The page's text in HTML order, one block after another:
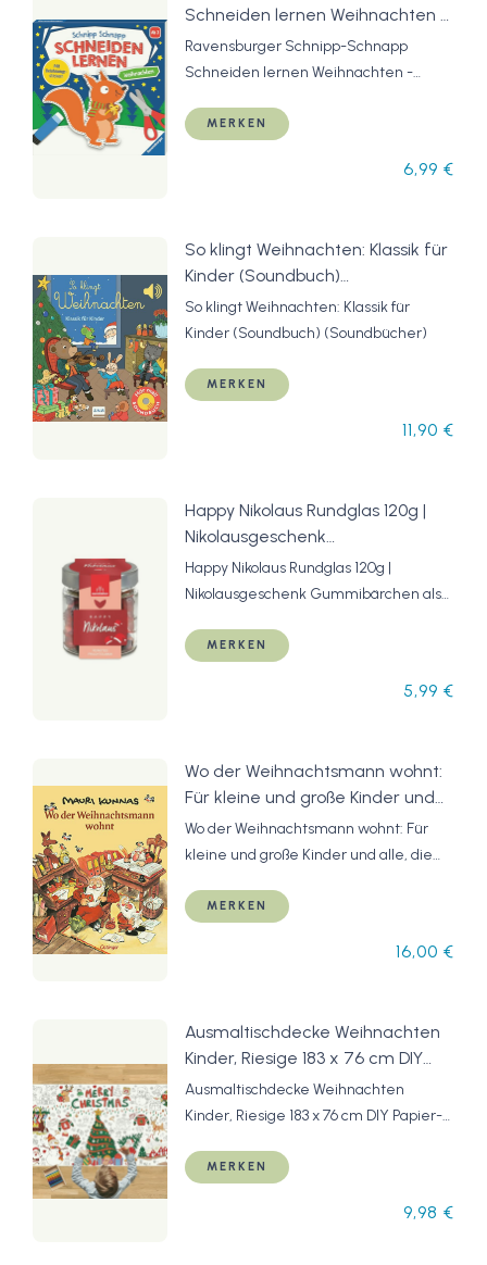
Schneiden lernen Weihnachten -
Schneiden und Kleben ab 3
Jahren - Block mit
Urkunde - Perforierte Seiten
Ravensburger Schnipp-Schnapp
Schneiden lernen Weihnachten -
Block mit Belohnungsstickern und Profi-
MERKEN
6,99 €
So klingt Weihnachten: Klassik für
Kinder (Soundbuch)
(Soundbücher)
So klingt Weihnachten: Klassik für
Kinder (Soundbuch) (Soundbücher)
MERKEN
11,90 €
Happy Nikolaus Rundglas 120g |
Nikolausgeschenk
Gummibärchen als Schokoladen-
Ersatz | Süßes Geschenk für
Fruchtgummis
Happy Nikolaus Rundglas 120g |
Nikolausgeschenk Gummibärchen als
für Weihnachten | Nikolaus | Leckere
MERKEN
5,99 €
Wo der Weihnachtsmann wohnt:
Für kleine und große Kinder und
alle, die sich ihre Freude auf
Weihnachten erhalten haben
Weihnachtsklassiker)
Wo der Weihnachtsmann wohnt: Für
kleine und große Kinder und alle, die
erhalten haben (Mauri Kunnas'
MERKEN
16,00 €
Ausmaltischdecke Weihnachten
Kinder, Riesige 183 x 76 cm DIY
Papier-Tischdecke,
Weihnachtsbasteln Kinder,
und Aktivitäten für Kinder, Mal
Mich Bunt
Ausmaltischdecke Weihnachten
Kinder, Riesige 183 x 76 cm DIY Papier-
Weihnachts-Bastelposter, Spiele und
MERKEN
9,98 €